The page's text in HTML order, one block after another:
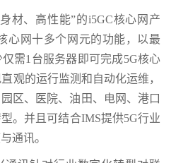
材、高性能”的i5GC核心网产
心网十多个网元的功能，以最
需1台服务器即可完成5G核心
观的运行监测和自动化运维，
区、医院、油田、电网、港口
。并且可结合IMS提供5G行业
通讯。